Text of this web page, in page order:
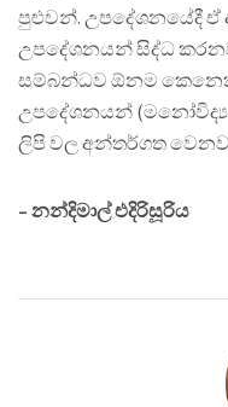
පුළුවන්. උපදේශනයේදී ඒ
උපදේශනයන් සිද්ධ
සම්බන්ධව ඕනම
උපදේශනයන්
ලිපි වල අන්තර්ගත
– නන්දිමාල් එදිරිසූරිය